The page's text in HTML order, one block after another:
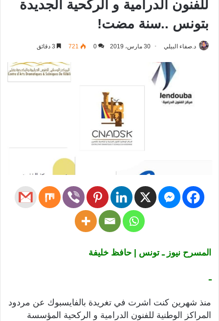
للفنون الدرامية و الركحية الجديدة
بتونس ..سنة مضت!
د.صفاء البيلي 30 مارس، 2019 0
721
المسرح نيوز ـ تونس | حافظ خليفة
ـ
منذ شهرين كنت اشرت في تغريدة بالفايسبوك عن مردود
المراكز الوطنية للفنون الدرامية و الركحية المؤسسة